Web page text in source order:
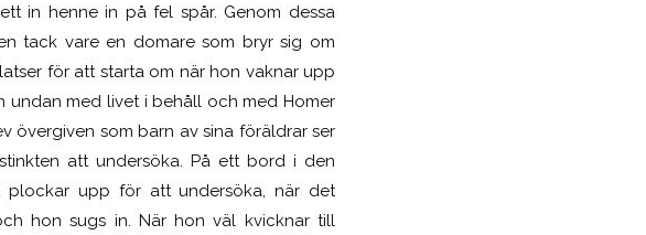
in henne in på fel spår. Genom dessa
tack vare en domare som bryr sig om
för att starta om när hon vaknar upp
undan med livet i behåll och med Homer
övergiven som barn av sina föräldrar ser
att undersöka. På ett bord i den
plockar upp för att undersöka, när det
hon sugs in. När hon väl kvicknar till